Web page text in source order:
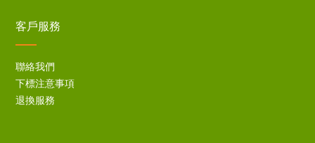
客戶服務
聯絡我們
下標注意事項
退換服務